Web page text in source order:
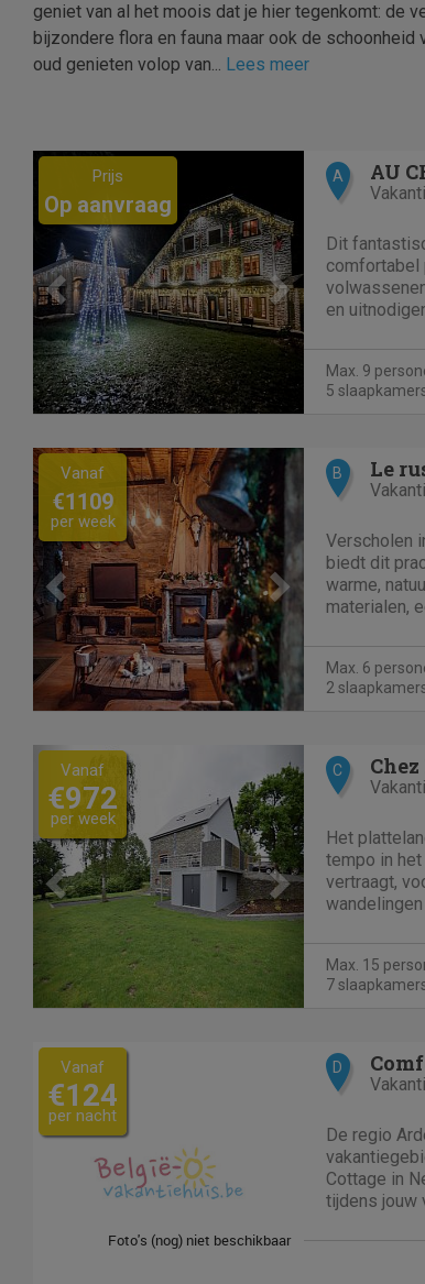
geniet van al het moois dat je hier tegenkomt: de
bijzondere flora en fauna maar ook de schoonheid
oud genieten volop van... Lees meer
Previous Next
Prijs
Op aanvraag
A AU
Dit
comfortabel
en
volledig
Max. 9
5
Previous Next
Vanaf
€1109
per week
B Le
Verscholen
biedt dit
warme,
materialen,
woonkamer,
Max. 6
2
Previous Next
Vanaf
€972
per week
C
Het
tempo in
vertraagt,
wandelingen
gasten in
Max. 15
7
Vanaf
€124
per nacht
D
De regio
Cottage in
tijdens jouw